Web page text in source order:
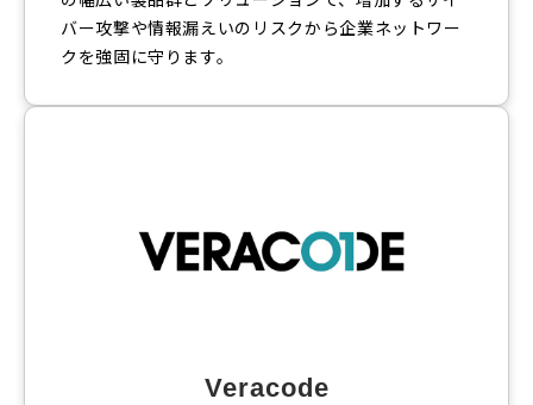
バー攻撃や情報漏えいのリスクから企業ネットワー
クを強固に守ります。
Veracode